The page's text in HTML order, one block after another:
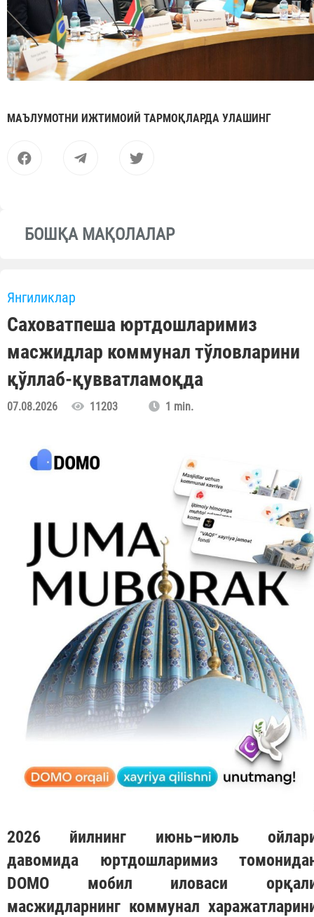
МАЪЛУМОТНИ ИЖТИМОИЙ ТАРМОҚЛАРДА УЛАШИНГ
БОШҚА МАҚОЛАЛАР
Янгиликлар
Саховатпеша юртдошларимиз
масжидлар коммунал тўловларини
қўллаб-қувватламоқда
07.08.2026 11203 1 min.
2026 йилнинг июнь–июль
давомида юртдошларимиз
DOMO мобил иловаси
масжидларнинг коммунал